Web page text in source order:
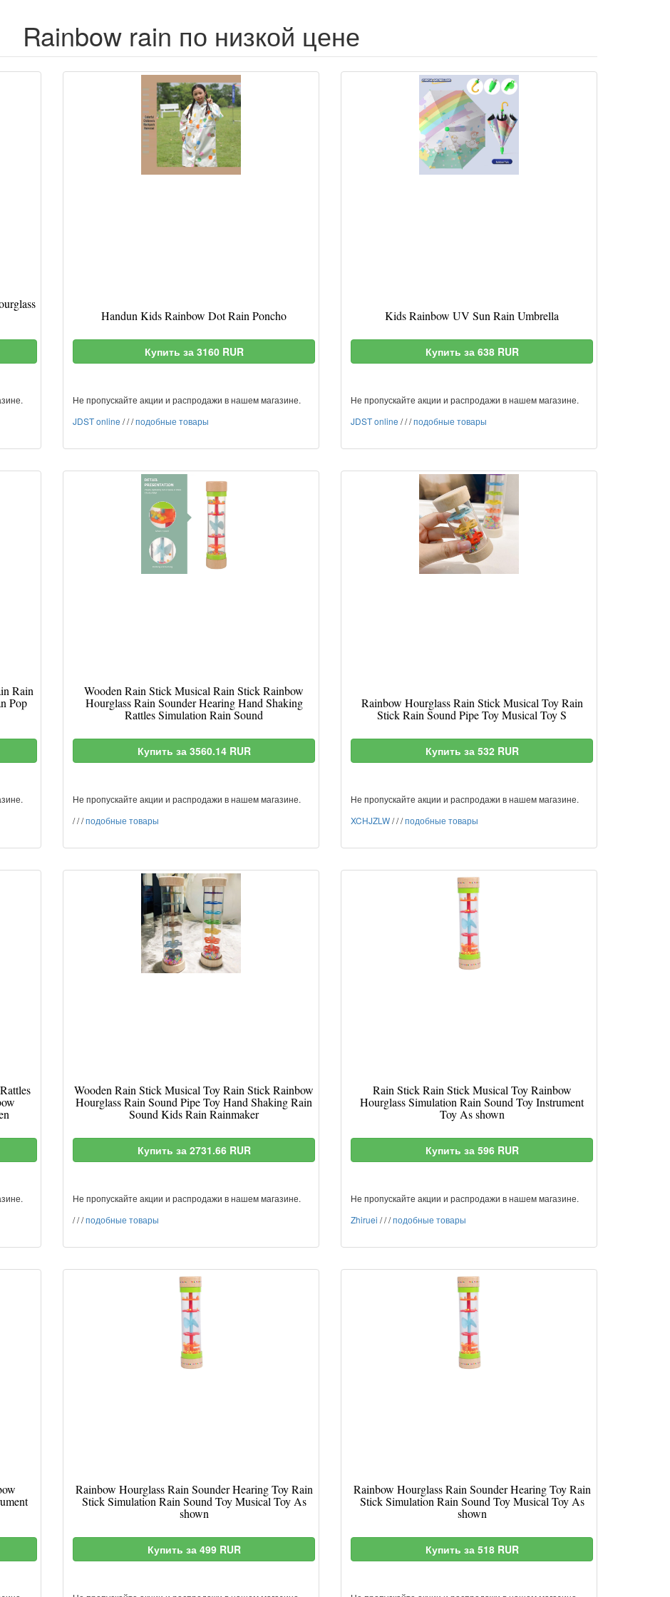
Rainbow rain по низкой цене
Handun Kids Rainbow Dot Rain Poncho
Купить за 3160 RUR
Не пропускайте акции и распродажи в нашем магазине.
JDST online ///подобные товары
Kids Rainbow UV Sun Rain Umbrella
Купить за 638 RUR
Не пропускайте акции и распродажи в нашем магазине.
JDST online ///подобные товары
Rain
Pop
Wooden Rain Stick Musical Rain Stick Rainbow
Hourglass Rain Sounder Hearing Hand Shaking
Rattles Simulation Rain Sound
Купить за 3560.14 RUR
Не пропускайте акции и распродажи в нашем магазине.
///подобные товары
Rainbow Hourglass Rain Stick Musical Toy Rain
Stick Rain Sound Pipe Toy Musical Toy S
Купить за 532 RUR
Не пропускайте акции и распродажи в нашем магазине.
XCHJZLW///подобные товары
Wooden Rain Stick Musical Toy Rain Stick Rainbow
Hourglass Rain Sound Pipe Toy Hand Shaking Rain
Sound Kids Rain Rainmaker
Купить за 2731.66 RUR
Не пропускайте акции и распродажи в нашем магазине.
///подобные товары
Rain Stick Rain Stick Musical Toy Rainbow
Hourglass Simulation Rain Sound Toy Instrument
Toy As shown
Купить за 596 RUR
Не пропускайте акции и распродажи в нашем магазине.
Zhiruei ///подобные товары
Rainbow Hourglass Rain Sounder Hearing Toy Rain
Stick Simulation Rain Sound Toy Musical Toy As
shown
Купить за 499 RUR
Rainbow Hourglass Rain Sounder Hearing Toy Rain
Stick Simulation Rain Sound Toy Musical Toy As
shown
Купить за 518 RUR